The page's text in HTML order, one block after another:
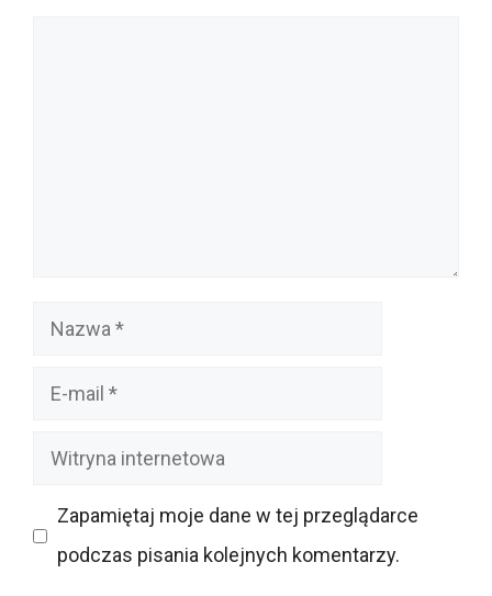
Nazwa
Witryna
Zapamiętaj moje dane w tej przeglądarce
podczas pisania kolejnych komentarzy.